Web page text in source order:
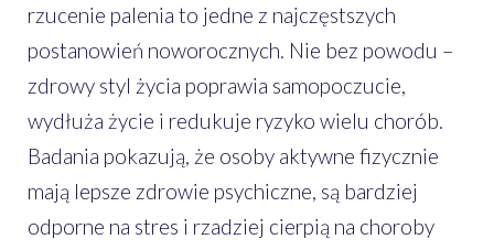
rzucenie palenia to jedne z najczęstszych
postanowień noworocznych. Nie bez powodu –
zdrowy styl życia poprawia samopoczucie,
wydłuża życie i redukuje ryzyko wielu chorób.
Badania pokazują, że osoby aktywne fizycznie
mają lepsze zdrowie psychiczne, są bardziej
odporne na stres i rzadziej cierpią na choroby